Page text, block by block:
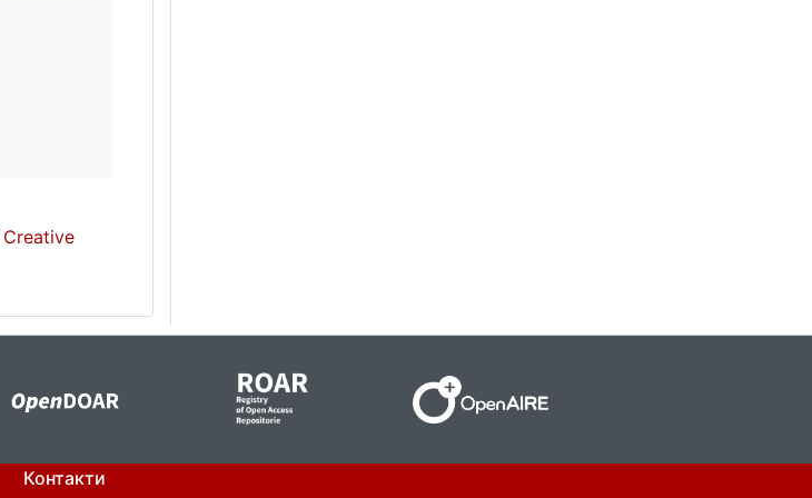
Creative
Контакти